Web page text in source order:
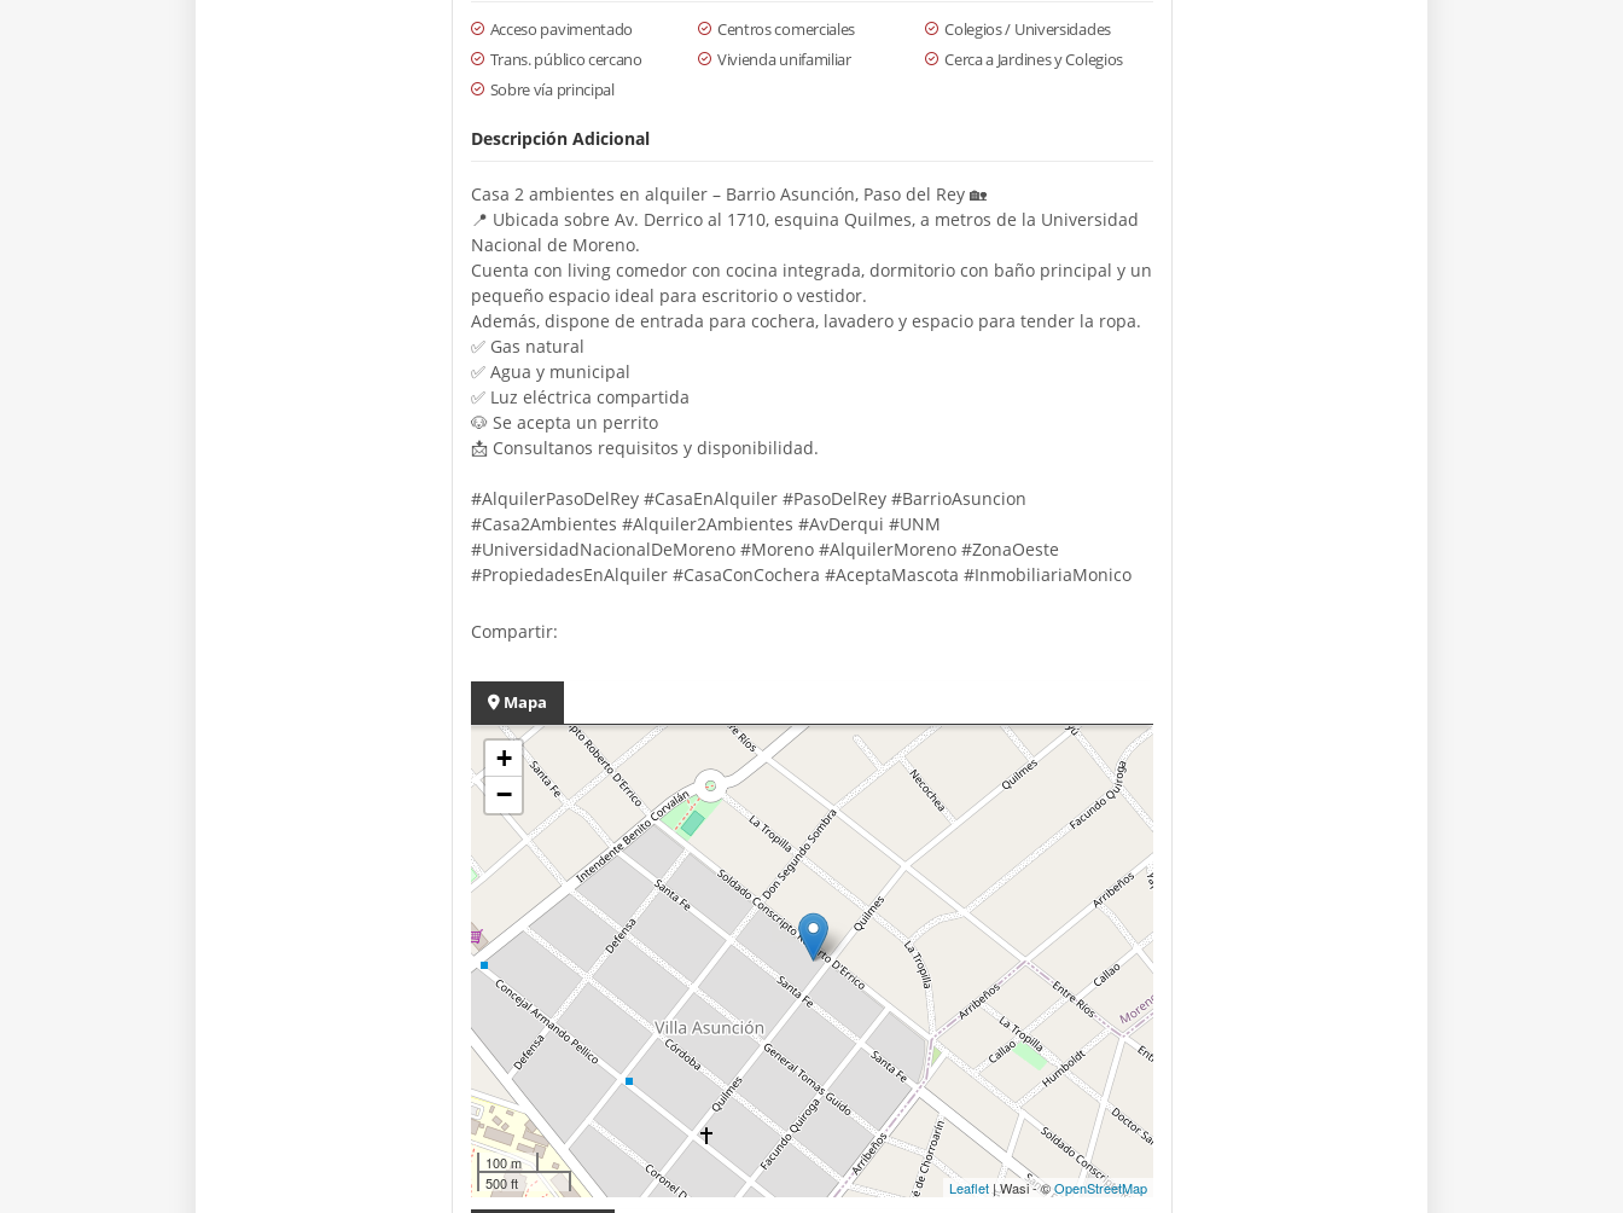
Acceso pavimentado Centros comerciales
Colegios / Universidades
Trans. público cercano
Vivienda unifamiliar
Cerca a Jardines y Colegios
Sobre vía principal
Descripción Adicional
Casa 2 ambientes en alquiler – Barrio Asunción, Paso del Rey 🏡
📍 Ubicada sobre Av. Derrico al 1710, esquina Quilmes, a metros de la Universidad
Nacional de Moreno.
Cuenta con living comedor con cocina integrada, dormitorio con baño principal y un
pequeño espacio ideal para escritorio o vestidor.
Además, dispone de entrada para cochera, lavadero y espacio para tender la ropa.
✅ Gas natural
✅ Agua y municipal
✅ Luz eléctrica compartida
🐶 Se acepta un perrito
📩 Consultanos requisitos y disponibilidad.
#AlquilerPasoDelRey #CasaEnAlquiler #PasoDelRey #BarrioAsuncion
#Casa2Ambientes #Alquiler2Ambientes #AvDerqui #UNM
#UniversidadNacionalDeMoreno #Moreno #AlquilerMoreno #ZonaOeste
#PropiedadesEnAlquiler #CasaConCochera #AceptaMascota #InmobiliariaMonico
Compartir:
Mapa
+
−
100 m
500 ft
Leaflet| Wasi - ©OpenStreetMap